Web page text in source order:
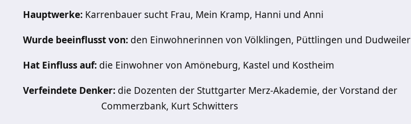
Hauptwerke: Karrenbauer sucht Frau, Mein Kramp, Hanni und Anni
Wurde beeinflusst von: den Einwohnerinnen von Völklingen, Püttlingen und Dudweiler
Hat Einfluss auf: die Einwohner von Amöneburg, Kastel und Kostheim
Verfeindete Denker: die Dozenten der Stuttgarter Merz-Akademie, der Vorstand der
Commerzbank, Kurt Schwitters